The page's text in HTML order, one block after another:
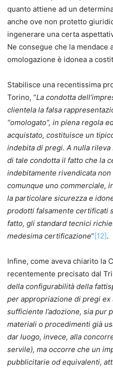
quanto attiene ad un
anche ove non protetto
ingenerare una certa
Ne consegue che la mendace
omologazione è idonea a
Stabilisce una recentissima
Torino, “La condotta
clientela la falsa
“omologato”, in piena regola
acquistato, costituisce un
indebita di pregi. A nulla
di tale condotta il fatto che la
indebitamente rivendicata
comunque uno commerciale,
la particolare sicurezza e
prodotti falsamente certificati
fatto, gli standard tecnici
medesima certificazione”[12].
Infine, come aveva chiarito la
recentemente precisato dal
della configurabilità della
per appropriazione di pregi ex
sufficiente l’adozione, sia pur
materiali o procedimenti già
dar luogo, invece, alla
servile), ma occorre che un
pubblicitarie od equivalenti,